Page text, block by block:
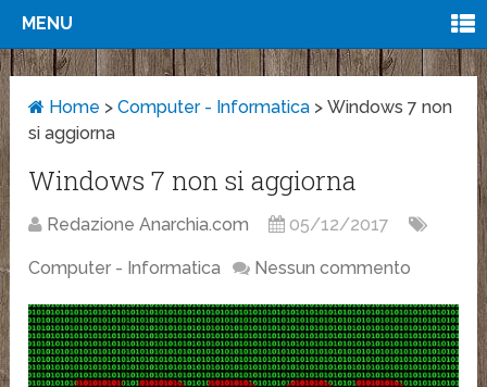
MENU
Home >Computer - Informatica >Windows 7 non
si aggiorna
Windows 7 non si aggiorna
Redazione Anarchia.com 05/12/2017
Computer - Informatica Nessun commento